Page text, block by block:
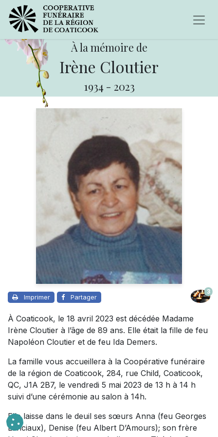
À la mémoire de
Irène Cloutier
1934 - 2023
Imprimer Partager
3
À Coaticook, le 18 avril 2023 est décédée Madame
Irène Cloutier à l’âge de 89 ans. Elle était la fille de feu
Napoléon Cloutier et de feu Ida Demers.
La famille vous accueillera à la Coopérative funéraire
de la région de Coaticook, 284, rue Child, Coaticook,
QC, J1A 2B7, le vendredi 5 mai 2023 de 13 h à 14 h
suivi d’une cérémonie au salon à 14h.
Elle laisse dans le deuil ses sœurs Anna (feu Georges
Lanciaux), Denise (feu Albert D’Amours); son frère